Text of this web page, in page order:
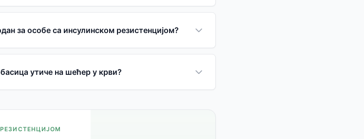
за особе са инсулинском резистенцијом?
утиче на шећер у крви?